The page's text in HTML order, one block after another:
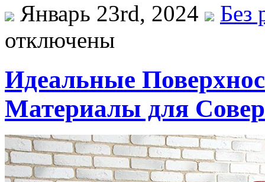
Январь 23rd, 2024
Без
отключены
Идеальные
Материалы для